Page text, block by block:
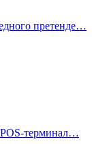
претенде…
POS-терминал…